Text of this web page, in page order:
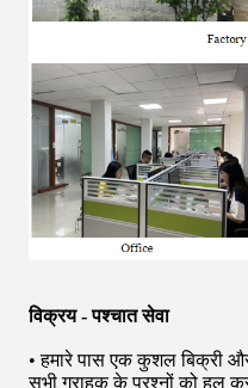
विक्रय - पश्चात सेवा
• हमारे पास एक कुशल बिक्री
सभी ग्राहक के प्रश्नों को हल